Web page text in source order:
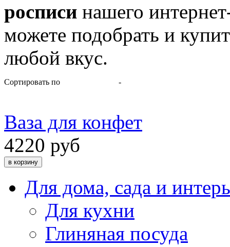
росписи нашего
можете подобрать и
любой вкус.
Сортировать по -
Ваза для конфет
4220 руб
Для дома, сада и
Для кухни
Глиняная посуда